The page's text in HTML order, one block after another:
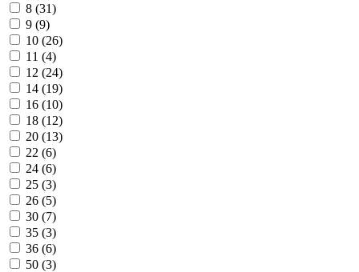
8 (31)
9 (9)
10 (26)
11 (4)
12 (24)
14 (19)
16 (10)
18 (12)
20 (13)
22 (6)
24 (6)
25 (3)
26 (5)
30 (7)
35 (3)
36 (6)
50 (3)